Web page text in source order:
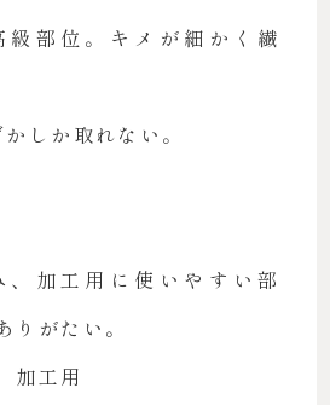
級部位。キメが細かく繊
しか取れない。
、加工用に使いやすい部
りがたい。
加工用